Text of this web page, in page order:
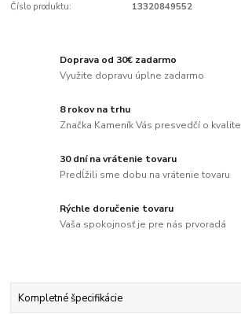
Číslo produktu: 13320849552
Doprava od 30€ zadarmo
Využite dopravu úplne zadarmo
8 rokov na trhu
Značka Kameník Vás presvedčí o kvalite
30 dní na vrátenie tovaru
Predĺžili sme dobu na vrátenie tovaru
Rýchle doručenie tovaru
Vaša spokojnosť je pre nás prvoradá
Kompletné špecifikácie